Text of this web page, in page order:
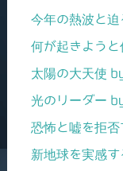
今年の熱波と
何が起きよう
太陽の大天使
光のリーダー
恐怖と嘘を拒否
新地球を実感